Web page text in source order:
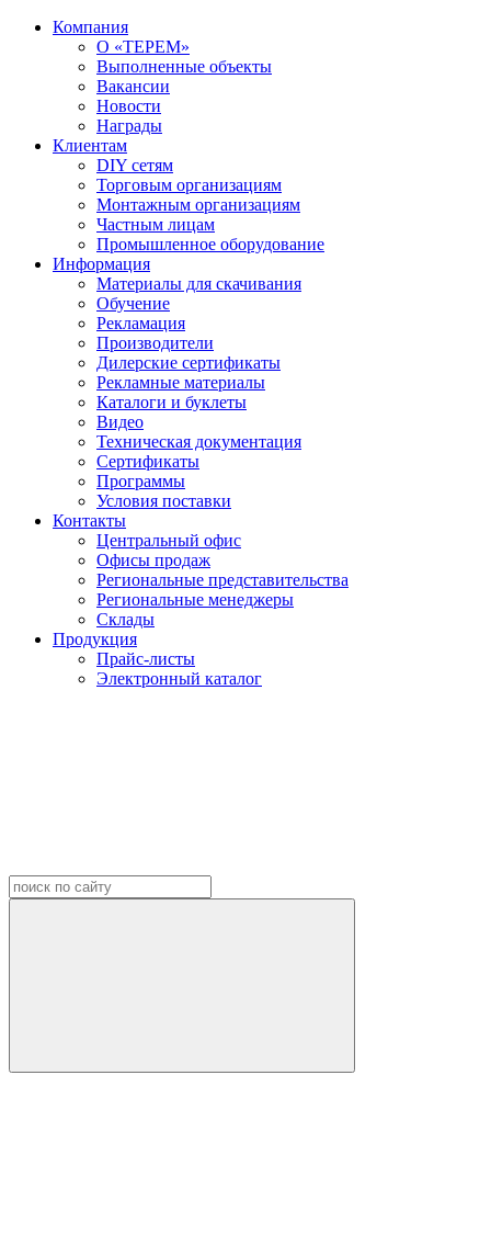
Компания
О «ТЕРЕМ»
Выполненные объекты
Вакансии
Новости
Награды
Клиентам
DIY сетям
Торговым организациям
Монтажным организациям
Частным лицам
Промышленное оборудование
Информация
Материалы для скачивания
Обучение
Рекламация
Производители
Дилерские сертификаты
Рекламные материалы
Каталоги и буклеты
Видео
Техническая документация
Сертификаты
Программы
Условия поставки
Контакты
Центральный офис
Офисы продаж
Региональные представительства
Региональные менеджеры
Склады
Продукция
Прайс-листы
Электронный каталог